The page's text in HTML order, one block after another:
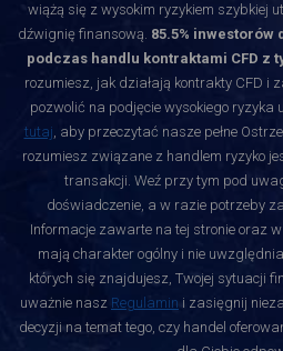
wiążą się z wysokim ryzykiem szybkiej
dźwignię finansową. 85.5%
podczas handlu kontraktami CFD z
rozumiesz, jak działają kontrakty CFD i
pozwolić na podjęcie wysokiego ryzyka
tutaj, aby przeczytać nasze pełne
rozumiesz związane z handlem ryzyko
transakcji. Weź przy tym pod
doświadczenie, a w razie potrzeby
Informacje zawarte na tej stronie oraz
mają charakter ogólny i nie
których się znajdujesz, Twojej sytuacji
uważnie nasz Regulamin i zasięgnij
decyzji na temat tego, czy handel